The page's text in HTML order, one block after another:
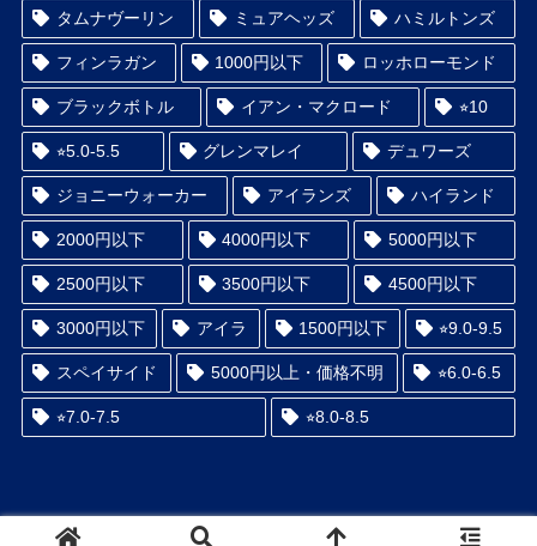
タムナヴーリン ミュアヘッズ ハミルトンズ
フィンラガン 1000円以下 ロッホローモンド
ブラックボトル イアン・マクロード ⭐︎10
⭐︎5.0-5.5 グレンマレイ デュワーズ
ジョニーウォーカー アイランズ ハイランド
2000円以下 4000円以下 5000円以下
2500円以下 3500円以下 4500円以下
3000円以下 アイラ 1500円以下 ⭐︎9.0-9.5
スペイサイド 5000円以上・価格不明 ⭐︎6.0-6.5
⭐︎7.0-7.5 ⭐︎8.0-8.5
© 2020 cask.blue【カスクブルー】.